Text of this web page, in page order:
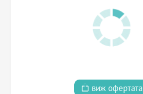
виж офертата